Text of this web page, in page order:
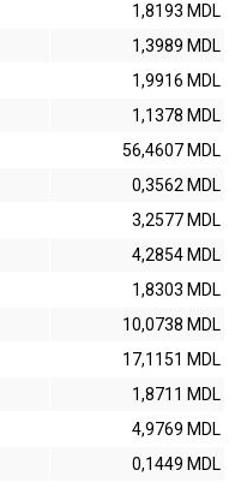
1,8193 MDL
1,3989 MDL
1,9916 MDL
1,1378 MDL
56,4607 MDL
0,3562 MDL
3,2577 MDL
4,2854 MDL
1,8303 MDL
10,0738 MDL
17,1151 MDL
1,8711 MDL
4,9769 MDL
0,1449 MDL